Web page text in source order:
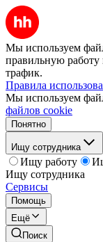
Мы используем
правильную работу
трафик.
Правила
Мы используем
файлов cookie
Понятно
Ищу сотрудника
Ищу работу
Ищу сотрудника
Сервисы
Помощь
Ещё
Поиск